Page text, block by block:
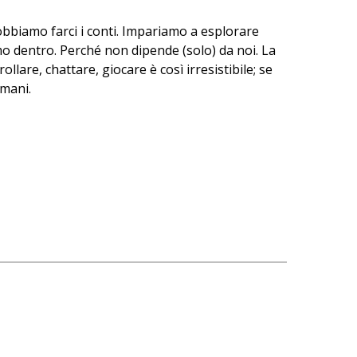
farci i conti. Impariamo a esplorare
dentro. Perché non dipende (solo) da noi. La
chattare, giocare è così irresistibile; se